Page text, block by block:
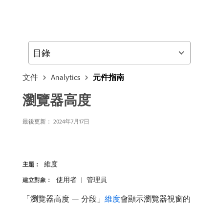
文件 Analytics 元件指南
瀏覽器高度
最後更新： 2024年7月17日
主題： 維度
建立對象： 使用者 管理員
「瀏覽器高度 — 分段」 維度會顯示瀏覽器視窗的
目錄